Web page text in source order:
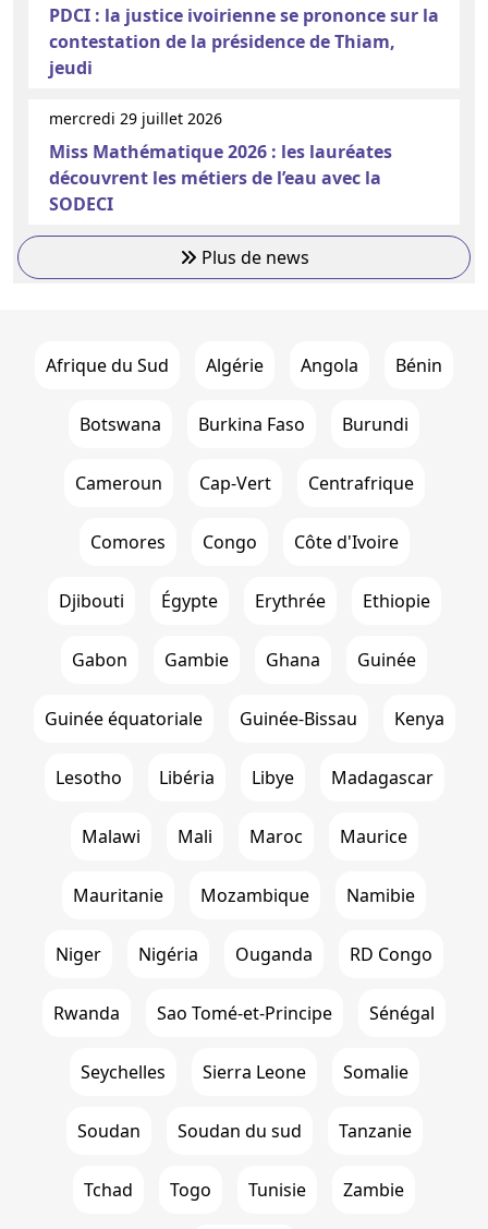
PDCI : la justice ivoirienne se prononce sur la
contestation de la présidence de Thiam,
jeudi
mercredi 29 juillet 2026
Miss Mathématique 2026 : les lauréates
découvrent les métiers de l’eau avec la
SODECI
Plus de news
Afrique du Sud Algérie Angola Bénin
Botswana Burkina Faso Burundi
Cameroun Cap-Vert Centrafrique
Comores Congo Côte d'Ivoire
Djibouti Égypte Erythrée Ethiopie
Gabon Gambie Ghana Guinée
Guinée équatoriale Guinée-Bissau Kenya
Lesotho Libéria Libye Madagascar
Malawi Mali Maroc Maurice
Mauritanie Mozambique Namibie
Niger Nigéria Ouganda RD Congo
Rwanda Sao Tomé-et-Principe Sénégal
Seychelles Sierra Leone Somalie
Soudan Soudan du sud Tanzanie
Tchad Togo Tunisie Zambie